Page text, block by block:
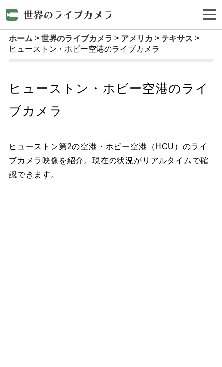
ホーム 世界のライブカメラ アメリカ
テキサス
ヒューストン・ホビー空港のライブカメラ
ヒューストン・ホビー空港のライ
ブカメラ
ヒューストン第2の空港・ホビー空港（HOU）のライ
ブカメラ映像を紹介。現在の状況がリアルタイムで確
認できます。